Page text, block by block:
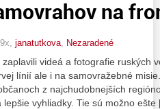
na
janatutkova Nezaradené
videá a fotografie ruských
línií ale i na samovražebné
z najchudobnejších
vyhliadky. Tie sú možno